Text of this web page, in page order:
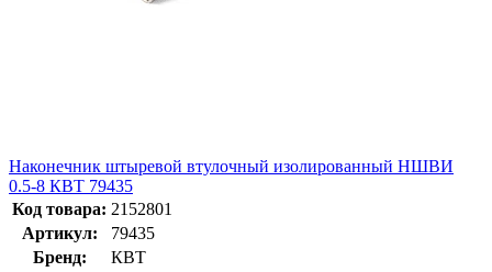
Наконечник штыревой втулочный изолированный НШВИ
0.5-8 КВТ 79435
Код товара: 2152801
Артикул:
79435
Бренд:
КВТ